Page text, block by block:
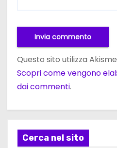
Questo sito utilizza
Scopri come vengono
dai commenti.
Cerca nel sito